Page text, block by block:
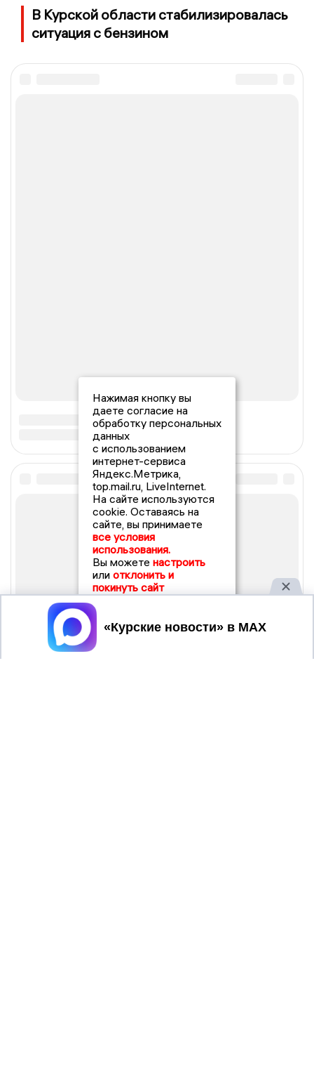
В Курской области стабилизировалась
ситуация с бензином
Нажимая кнопку вы
даете согласие на
обработку персональных
данных
с использованием
интернет-сервиса
Яндекс.Метрика,
top.mail.ru, LiveInternet.
На сайте используются
cookie. Оставаясь на
сайте, вы принимаете
все условия
использования.
Вы можете настроить
или отклонить и
покинуть сайт
Принять